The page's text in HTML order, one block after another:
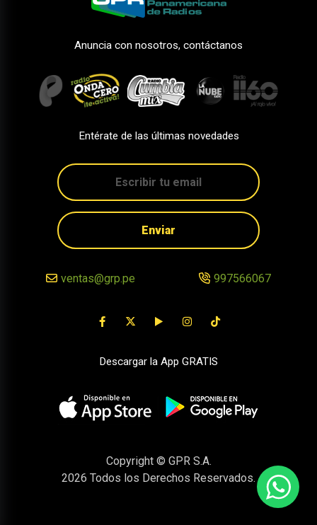
Anuncia con nosotros, contáctanos
Entérate de las últimas novedades
Enviar
ventas@grp.pe 997566067
Descargar la App GRATIS
Copyright © GPR S.A.
2026 Todos los Derechos Reservados.